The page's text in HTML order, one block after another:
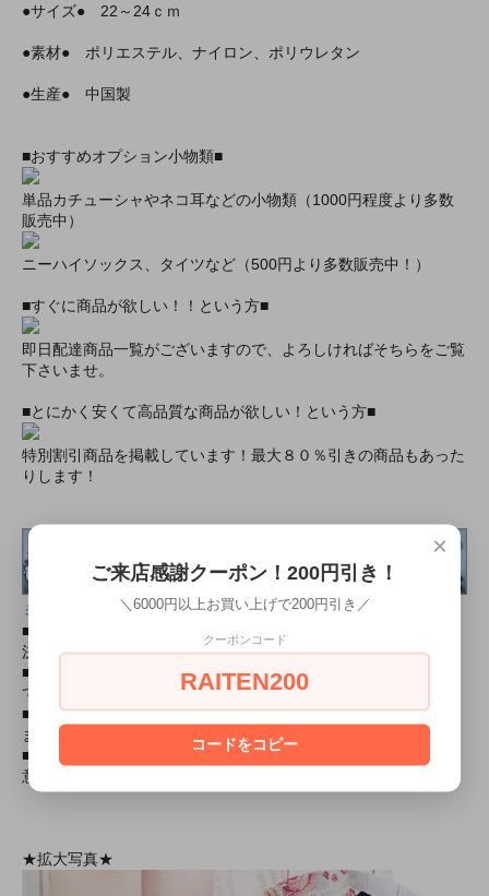
●サイズ● 22～24ｃｍ
●素材● ポリエステル、ナイロン、ポリウレタン
●生産● 中国製
■おすすめオプション小物類■
単品カチューシャやネコ耳などの小物類（1000円程度より多数
販売中）
ニーハイソックス、タイツなど（500円より多数販売中！）
■すぐに商品が欲しい！！という方■
即日配達商品一覧がございますので、よろしければそちらをご覧
下さいませ。
■とにかく安くて高品質な商品が欲しい！という方■
特別割引商品を掲載しています！最大８０％引きの商品もあった
りします！
ミリタリー装備品の通販ショップ
■ミリタリー初心者・女性大歓迎！ 送料全国一律￥５００！
決済方法いろいろ！
■ミリタリーコスプレの小物が必要な時は、コンバットアームズ
でお買い物♪
■映画・アニメ・ゲームで有名な銃を￥１０００～取り揃えてい
ます！
■有名キャラクターになりきりコレクション、お得なセットご用
意してます！
★拡大写真★
×
ご来店感謝クーポン！200円引き！
＼6000円以上お買い上げで200円引き／
クーポンコード
RAITEN200
コードをコピー